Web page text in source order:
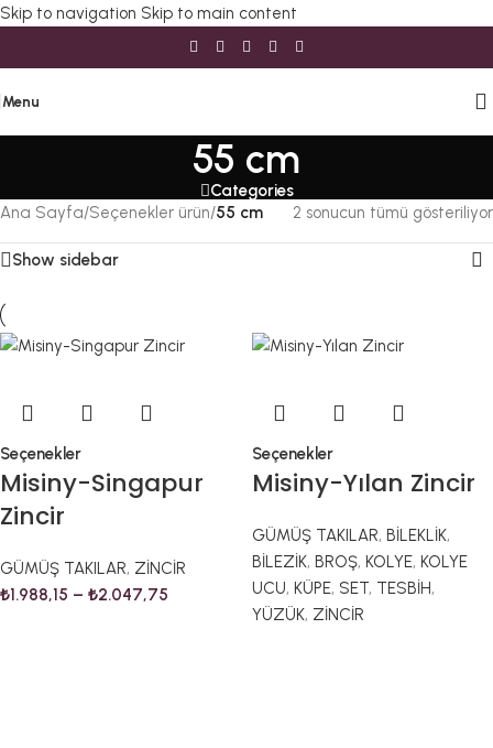
Skip to navigation Skip to main content
Menu
55 cm
Categories
Ana Sayfa/Seçenekler ürün/55 cm 2 sonucun tümü gösteriliyor
Show sidebar
Seçenekler
Misiny-Singapur
Zincir
GÜMÜŞ TAKILAR, ZİNCİR
₺1.988,15 – ₺2.047,75
Seçenekler
Misiny-Yılan Zincir
GÜMÜŞ TAKILAR, BİLEKLİK,
BİLEZİK, BROŞ, KOLYE, KOLYE
UCU, KÜPE, SET, TESBİH,
YÜZÜK, ZİNCİR